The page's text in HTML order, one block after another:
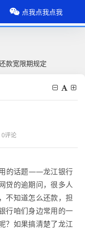
款宽限期规定
0评论
的话题——龙江银行
贷的逾期问，很多人
不知道怎么还款，担
行咱们身边常用的一
？如果搞清楚了龙江
点我点我点我